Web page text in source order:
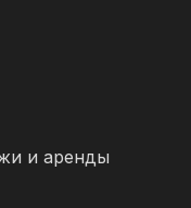
и аренды